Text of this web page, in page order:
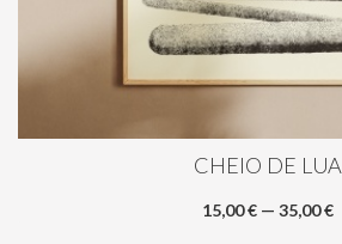
CHEIO DE LUA
15,00 € — 35,00 €